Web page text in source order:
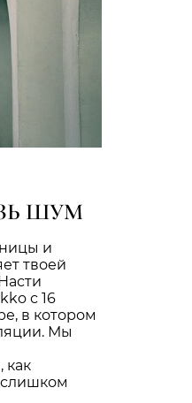
ШУМ
и
твоей
с 16
в котором
Мы
как
слишком